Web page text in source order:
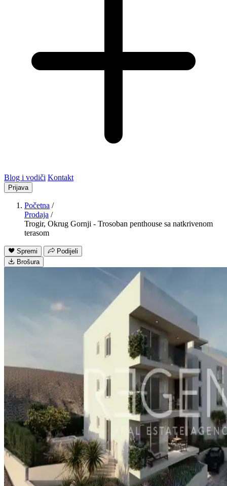
Blog i vodiči Kontakt
Prijava
Početna /
Prodaja /
Trogir, Okrug Gornji - Trosoban penthouse sa natkrivenom
terasom
Spremi
Podijeli
Brošura